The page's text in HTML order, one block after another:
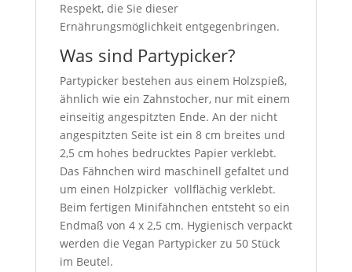
Respekt, die Sie dieser
Ernährungsmöglichkeit entgegenbringen.
Was sind Partypicker?
Partypicker bestehen aus einem Holzspieß,
ähnlich wie ein Zahnstocher, nur mit einem
einseitig angespitzten Ende. An der nicht
angespitzten Seite ist ein 8 cm breites und
2,5 cm hohes bedrucktes Papier verklebt.
Das Fähnchen wird maschinell gefaltet und
um einen Holzpicker vollflächig verklebt.
Beim fertigen Minifähnchen entsteht so ein
Endmaß von 4 x 2,5 cm. Hygienisch verpackt
werden die Vegan Partypicker zu 50 Stück
im Beutel.